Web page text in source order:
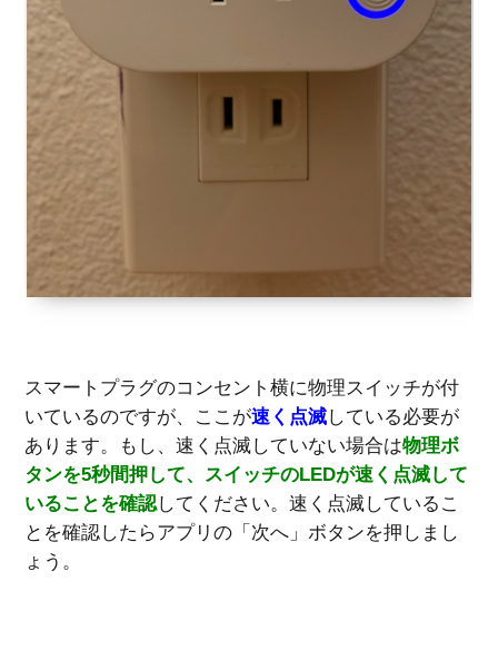
スマートプラグのコンセント横に物理スイッチが付
いているのですが、ここが速く点滅している必要が
あります。もし、速く点滅していない場合は物理ボ
タンを5秒間押して、スイッチのLEDが速く点滅して
いることを確認してください。速く点滅しているこ
とを確認したらアプリの「次へ」ボタンを押しまし
ょう。